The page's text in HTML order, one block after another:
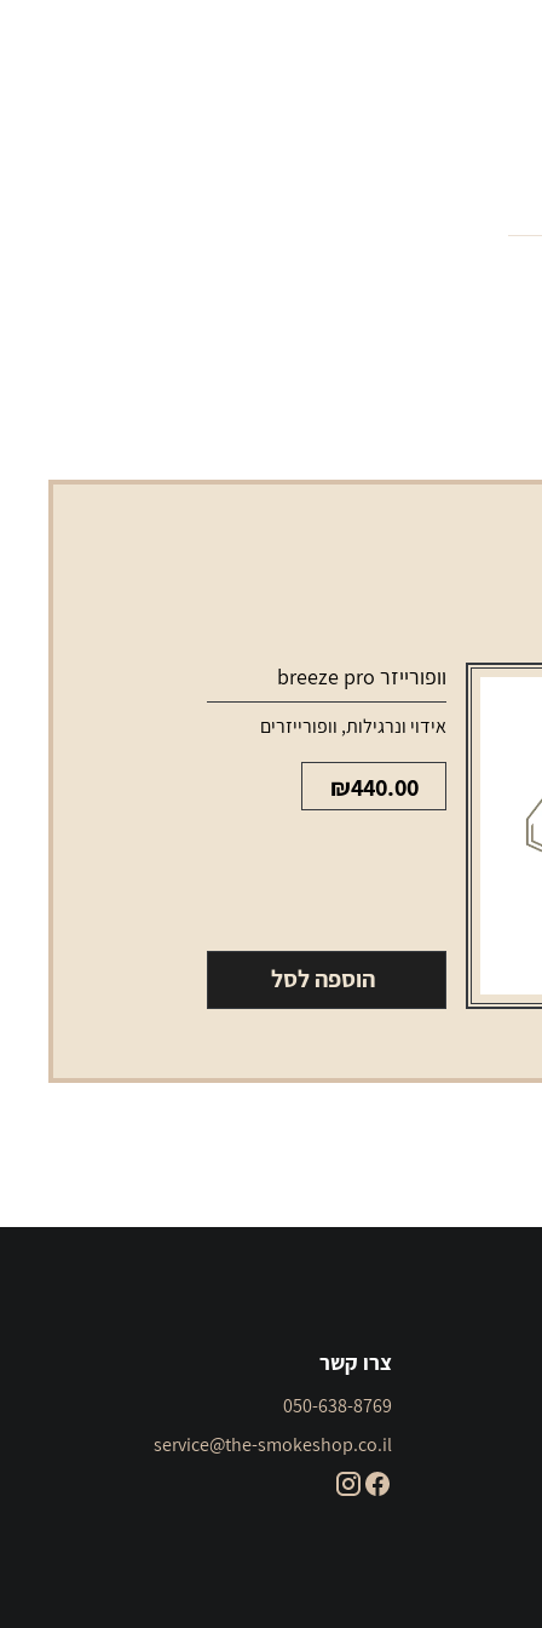
וסוללות למכשירי אידוי
וופורייזר breeze pro
אידוי ונרגילות, וופורייזרים
₪440.00
הוספה לסל
צרו קשר
050-638-8769
service@the-smokeshop.co.il